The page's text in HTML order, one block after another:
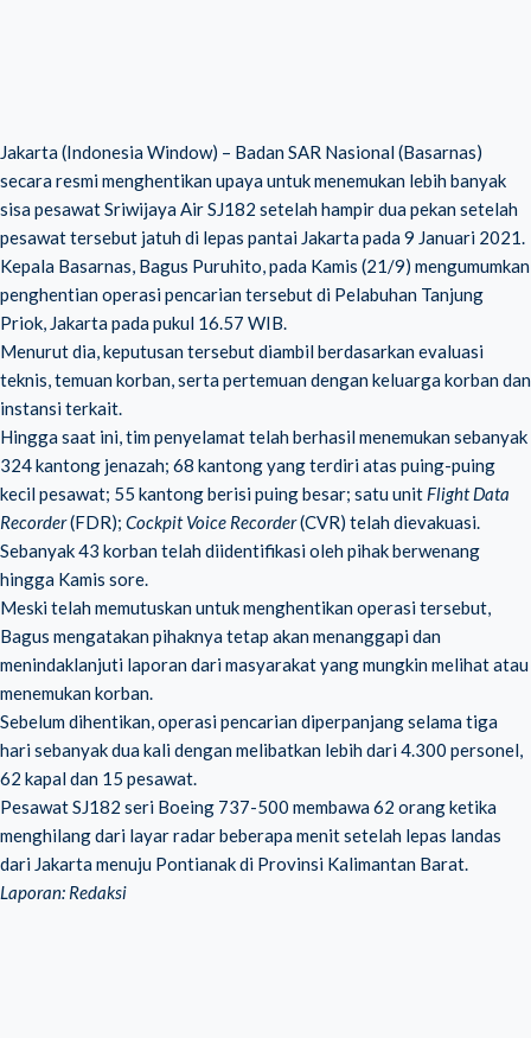
Jakarta (Indonesia Window) – Badan SAR Nasional (Basarnas)
secara resmi menghentikan upaya untuk menemukan lebih banyak
sisa pesawat Sriwijaya Air SJ182 setelah hampir dua pekan setelah
pesawat tersebut jatuh di lepas pantai Jakarta pada 9 Januari 2021.
Kepala Basarnas, Bagus Puruhito, pada Kamis (21/9) mengumumkan
penghentian operasi pencarian tersebut di Pelabuhan Tanjung
Priok, Jakarta pada pukul 16.57 WIB.
Menurut dia, keputusan tersebut diambil berdasarkan evaluasi
teknis, temuan korban, serta pertemuan dengan keluarga korban dan
instansi terkait.
Hingga saat ini, tim penyelamat telah berhasil menemukan sebanyak
324 kantong jenazah; 68 kantong yang terdiri atas puing-puing
kecil pesawat; 55 kantong berisi puing besar; satu unit Flight Data
Recorder(FDR); Cockpit Voice Recorder(CVR) telah dievakuasi.
Sebanyak 43 korban telah diidentifikasi oleh pihak berwenang
hingga Kamis sore.
Meski telah memutuskan untuk menghentikan operasi tersebut,
Bagus mengatakan pihaknya tetap akan menanggapi dan
menindaklanjuti laporan dari masyarakat yang mungkin melihat atau
menemukan korban.
Sebelum dihentikan, operasi pencarian diperpanjang selama tiga
hari sebanyak dua kali dengan melibatkan lebih dari 4.300 personel,
62 kapal dan 15 pesawat.
Pesawat SJ182 seri Boeing 737-500 membawa 62 orang ketika
menghilang dari layar radar beberapa menit setelah lepas landas
dari Jakarta menuju Pontianak di Provinsi Kalimantan Barat.
Laporan: Redaksi